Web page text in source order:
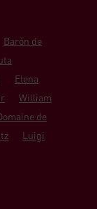
Barón de
Elena
William
de
Luigi